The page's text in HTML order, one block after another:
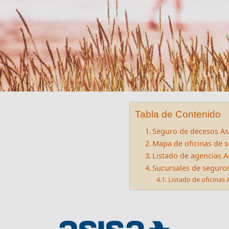
Tabla de Contenido
Seguro de decesos
Mapa de oficinas de
Listado de agencias
Sucursales de
Listado de oficinas